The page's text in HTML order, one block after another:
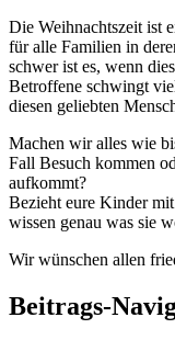
Die Weihnachtszeit ist
für alle Familien in
schwer ist es, wenn
Betroffene schwingt
diesen geliebten
Machen wir alles wie
Fall Besuch kommen
aufkommt?
Bezieht eure Kinder
wissen genau was sie
Wir wünschen allen
Beitrags-